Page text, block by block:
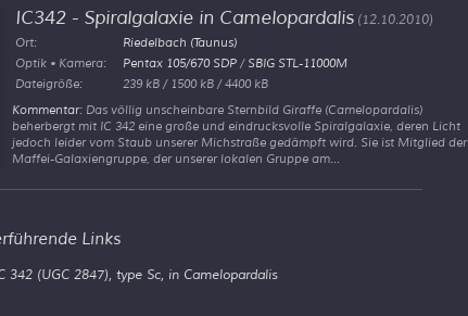
IC342 - Spiralgalaxie in Camelopardalis (12.10.2010)
Ort:
Riedelbach (Taunus)
Optik • Kamera:
Pentax 105/670 SDP / SBIG STL-11000M
Dateigröße:
239 kB / 1500 kB / 4400 kB
Kommentar: Das völlig unscheinbare Sternbild Giraffe (Camelopardalis)
beherbergt mit IC 342 eine große und eindrucksvolle Spiralgalaxie, deren Licht
jedoch leider vom Staub unserer Michstraße gedämpft wird. Sie ist Mitglied der
Maffei-Galaxiengruppe, der unserer lokalen Gruppe am...
Links
342 (UGC 2847), type Sc, in Camelopardalis